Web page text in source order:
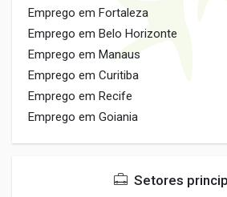
Emprego em Fortaleza
Emprego em Belo Horizonte
Emprego em Manaus
Emprego em Curitiba
Emprego em Recife
Emprego em Goiania
Setores